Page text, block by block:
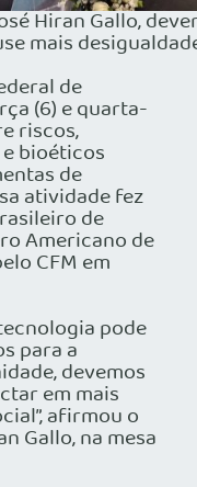
Hiran Gallo,
mais
de
(6) e quarta-
riscos,
bioéticos
de
atividade fez
de
Americano de
CFM em
pode
para a
devemos
em mais
afirmou o
Gallo, na mesa